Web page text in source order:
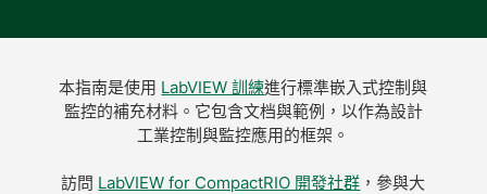
本指南是使用 LabVIEW 訓練進行標準嵌入式控制與
監控的補充材料。它包含文档與範例，以作為設計
工業控制與監控應用的框架。
訪問 LabVIEW for CompactRIO 開發社群 ，參與大